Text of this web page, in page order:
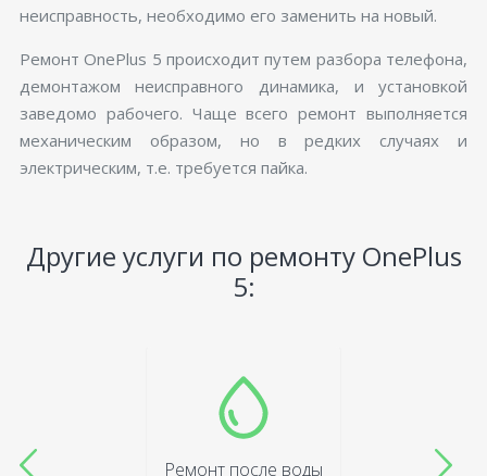
неисправность, необходимо его заменить на новый.
Ремонт OnePlus 5 происходит путем разбора телефона,
демонтажом неисправного динамика, и установкой
заведомо рабочего. Чаще всего ремонт выполняется
механическим образом, но в редких случаях и
электрическим, т.е. требуется пайка.
Другие услуги по ремонту OnePlus
5:
Ремонт после воды